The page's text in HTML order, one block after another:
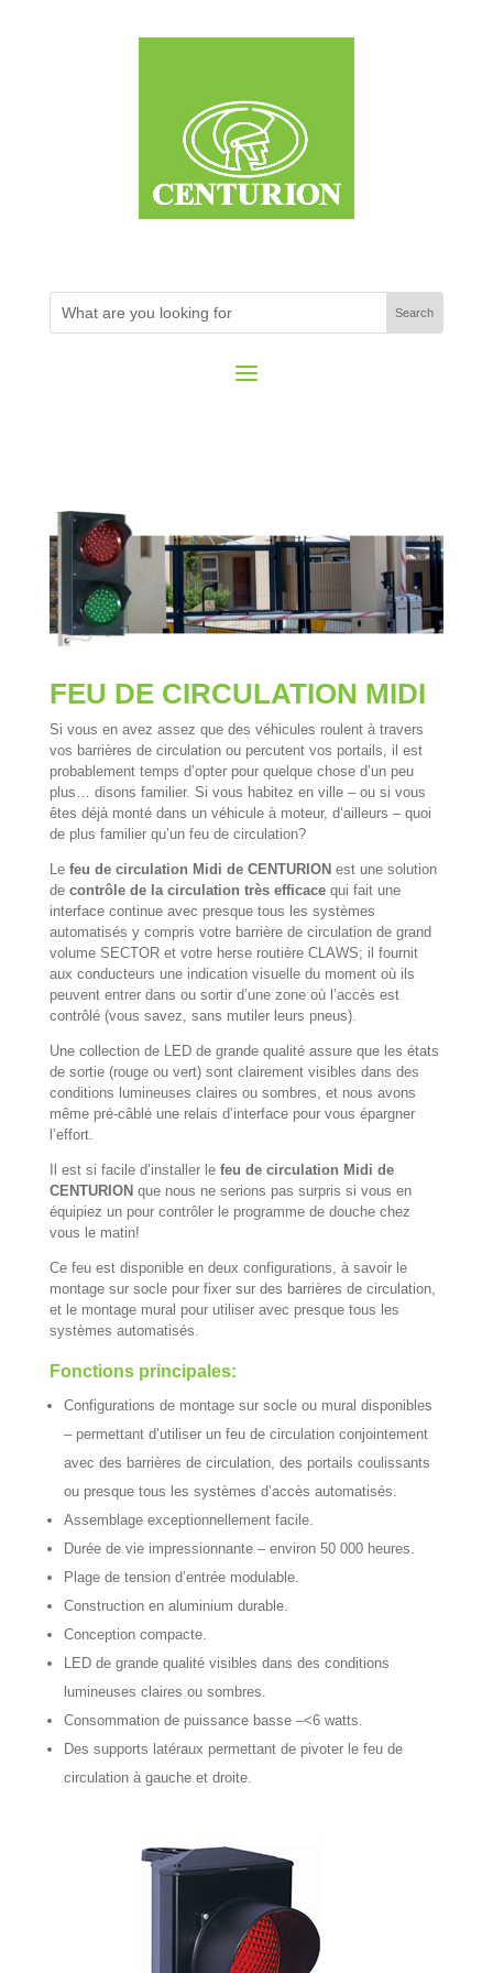
FEU DE CIRCULATION MIDI
Si vous en avez assez que des véhicules roulent à travers
vos barrières de circulation ou percutent vos portails, il est
probablement temps d’opter pour quelque chose d’un peu
plus… disons familier. Si vous habitez en ville – ou si vous
êtes déjà monté dans un véhicule à moteur, d’ailleurs – quoi
de plus familier qu’un feu de circulation?
Le feu de circulation Midi de CENTURION est une solution
de contrôle de la circulation très efficace qui fait une
interface continue avec presque tous les systèmes
automatisés y compris votre barrière de circulation de grand
volume SECTOR et votre herse routière CLAWS; il fournit
aux conducteurs une indication visuelle du moment où ils
peuvent entrer dans ou sortir d’une zone où l’accès est
contrôlé (vous savez, sans mutiler leurs pneus).
Une collection de LED de grande qualité assure que les états
de sortie (rouge ou vert) sont clairement visibles dans des
conditions lumineuses claires ou sombres, et nous avons
même pré-câblé une relais d’interface pour vous épargner
l’effort.
Il est si facile d’installer le feu de circulation Midi de
CENTURION que nous ne serions pas surpris si vous en
équipiez un pour contrôler le programme de douche chez
vous le matin!
Ce feu est disponible en deux configurations, à savoir le
montage sur socle pour fixer sur des barrières de circulation,
et le montage mural pour utiliser avec presque tous les
systèmes automatisés.
Fonctions principales:
Configurations de montage sur socle ou mural disponibles
– permettant d’utiliser un feu de circulation conjointement
avec des barrières de circulation, des portails coulissants
ou presque tous les systèmes d’accès automatisés.
Assemblage exceptionnellement facile.
Durée de vie impressionnante – environ 50 000 heures.
Plage de tension d’entrée modulable.
Construction en aluminium durable.
Conception compacte.
LED de grande qualité visibles dans des conditions
lumineuses claires ou sombres.
Consommation de puissance basse –<6 watts.
Des supports latéraux permettant de pivoter le feu de
circulation à gauche et droite.